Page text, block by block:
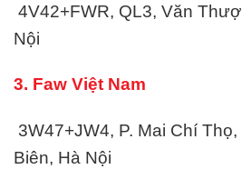
4V42+FWR, QL3, Văn
Nội
3. Faw Việt Nam
3W47+JW4, P. Mai Chí
Biên, Hà Nội